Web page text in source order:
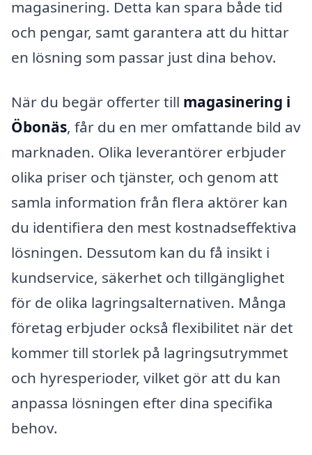
magasinering. Detta kan spara både tid
och pengar, samt garantera att du hittar
en lösning som passar just dina behov.
När du begär offerter till magasinering i
Öbonäs, får du en mer omfattande bild av
marknaden. Olika leverantörer erbjuder
olika priser och tjänster, och genom att
samla information från flera aktörer kan
du identifiera den mest kostnadseffektiva
lösningen. Dessutom kan du få insikt i
kundservice, säkerhet och tillgänglighet
för de olika lagringsalternativen. Många
företag erbjuder också flexibilitet när det
kommer till storlek på lagringsutrymmet
och hyresperioder, vilket gör att du kan
anpassa lösningen efter dina specifika
behov.